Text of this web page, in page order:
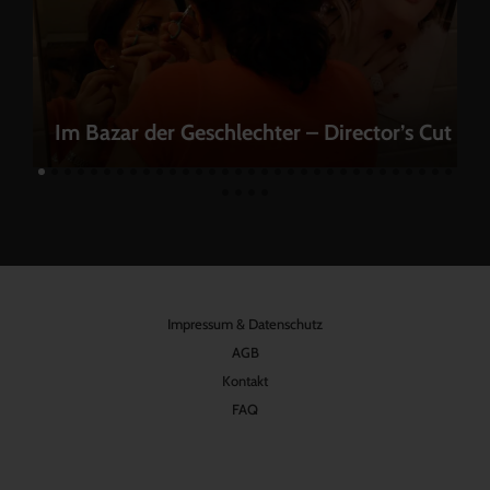
Im Bazar der Geschlechter – Director’s Cut
Impressum & Datenschutz
AGB
Kontakt
FAQ